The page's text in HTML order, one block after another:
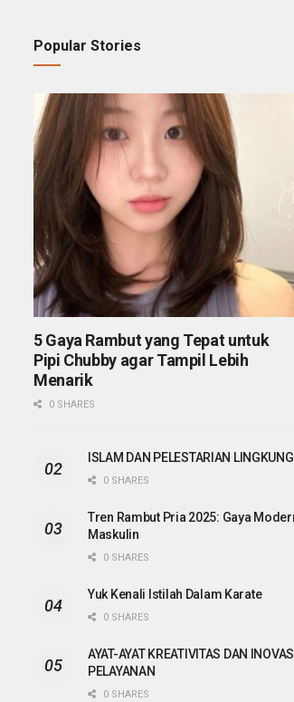
Popular Stories
5 Gaya Rambut yang Tepat untuk
Pipi Chubby agar Tampil Lebih
Menarik
0 SHARES
ISLAM DAN PELESTARIAN
0 SHARES
Tren Rambut Pria 2025: Gaya
Maskulin
0 SHARES
Yuk Kenali Istilah Dalam Karate
0 SHARES
AYAT-AYAT KREATIVITAS DAN INOVASI
PELAYANAN
0 SHARES